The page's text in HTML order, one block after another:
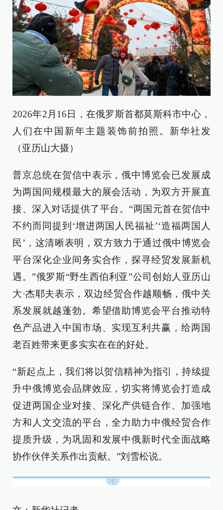
2026年2月16日，在俄罗斯首都莫斯科市中心，
人们在中国新年主题装饰前拍照。新华社发
（亚历山大摄）
普京总统在贺信中表示，俄中博览会已发展成
为两国间规模最大的展会活动，为双方开展直
接、深入对话提供了平台。“两国元首在贺信中
不约而同提到‘增进两国人民福祉’‘造福两国人
民’，这清晰表明，双方致力于通过俄中博览会
平台深化企业间务实合作，探寻经贸发展新机
遇。”俄罗斯“野生西伯利亚”公司创始人亚历山
大·杰耶夫表示，双边经贸合作越顺畅，俄中关
系发展就越蓬勃。希望借助博览会平台推动特
色产品进入中国市场、实现互利共赢，给两国
老百姓带来更多实实在在的好处。
“新起点上，我们将以贺信精神为指引，持续提
升中俄博览会品牌效应，切实将博览会打造成
促进两国企业对接、深化产供链合作、加强地
方和人文交流的平台，全力助力中俄经贸合作
提质升级，为巩固和发展中俄新时代全面战略
协作伙伴关系作出贡献。”刘雪松说。